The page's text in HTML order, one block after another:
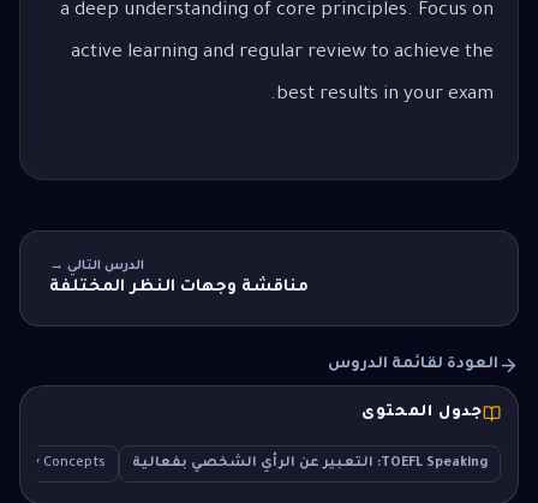
a deep understanding of core principles. Focus on
active learning and regular review to achieve the
best results in your exam.
الدرس التالي →
مناقشة وجهات النظر المختلفة
العودة لقائمة الدروس
جدول المحتوى
TOEFL Speaking: التعبير عن الرأي الشخصي بفعالية Key Concepts